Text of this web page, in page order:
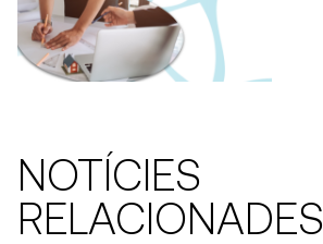
NOTÍCIES
RELACIONADES